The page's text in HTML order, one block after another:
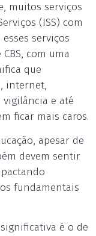
muitos serviços
(ISS) com
serviços
com uma
que
internet,
vigilância e até
ficar mais caros.
apesar de
devem sentir
fundamentais
é o de